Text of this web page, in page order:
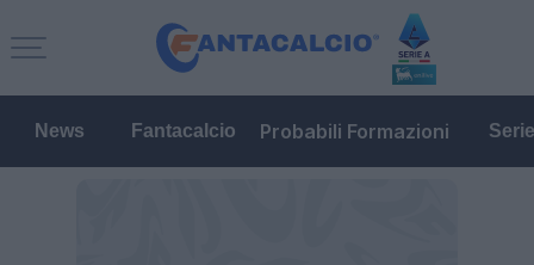
News Fantacalcio Probabili Formazioni